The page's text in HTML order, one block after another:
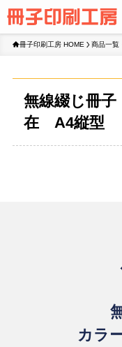
冊子印刷工房 HOME 商品一覧
無線綴じ冊
在 A4縦型
カラ